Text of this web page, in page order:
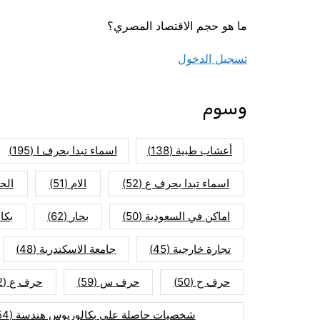
ما هو حجم الاقتصاد المصري؟
تسجيل الدخول
وسوم
أعشاب طبية (138) اسماء تبدا بحرف ا (195)
اسماء تبدا بحرف ع (52) الام (51)
اماكن في السعودية (50) بحار (62)
تجارة خارجية (45) جامعة الاسكندرية (48)
حرف ح (50) حرف س (59) حرف ع (52)
شخصيات حاصلة على بكالوريوس هندسة (154)